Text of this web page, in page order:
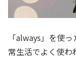
「always」を使
常生活でよく使わ